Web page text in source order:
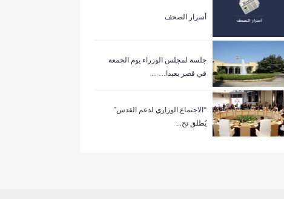
أسرار الصحف
جلسة لمجلس الوزراء يوم الجمعة
في قصر بعبدا… ...
“الاجتماع الوزاري لدعم القدس”
يُطلق تح...